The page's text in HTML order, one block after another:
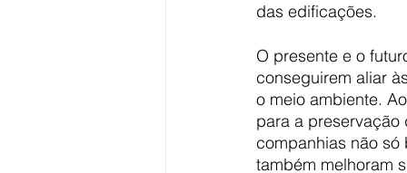
das edificações.
O presente e o
conseguirem aliar
o meio ambiente.
para a
companhias não
também melhoram